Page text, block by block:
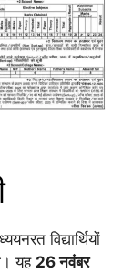
विद्यार्थियों
यह 26 नवंबर